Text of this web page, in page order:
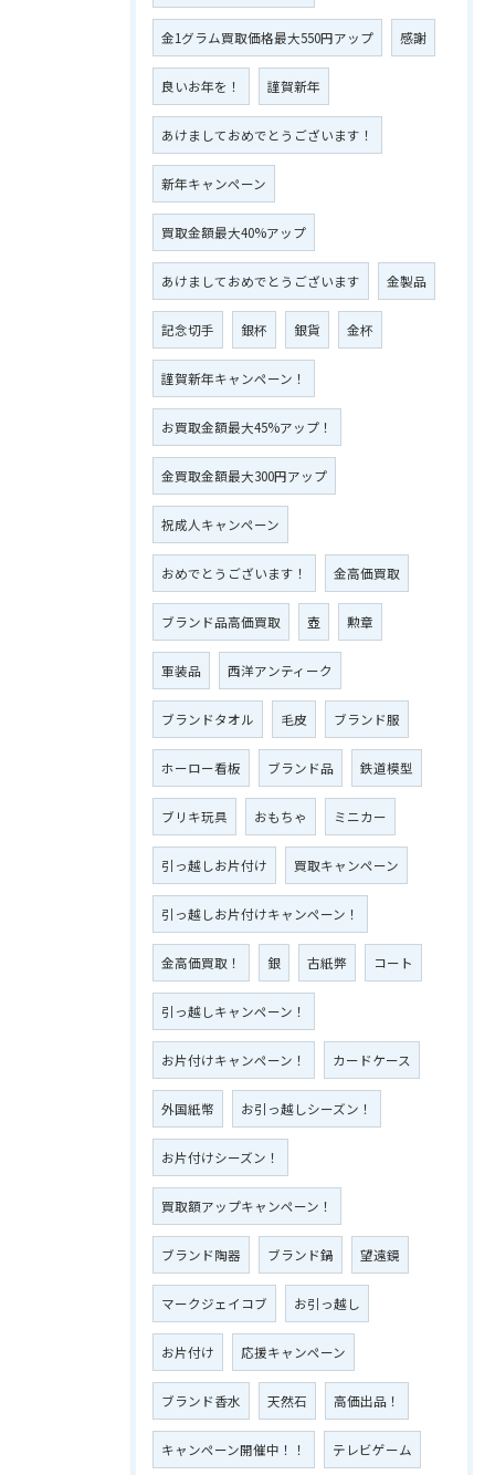
金1グラム買取価格最大550円アップ 感謝
良いお年を！ 謹賀新年
あけましておめでとうございます！
新年キャンペーン
買取金額最大40%アップ
あけましておめでとうございます 金製品
記念切手 銀杯 銀貨 金杯
謹賀新年キャンペーン！
お買取金額最大45%アップ！
金買取金額最大300円アップ
祝成人キャンペーン
おめでとうございます！ 金高価買取
ブランド品高価買取 壺 勲章
軍装品 西洋アンティーク
ブランドタオル 毛皮 ブランド服
ホーロー看板 ブランド品 鉄道模型
ブリキ玩具 おもちゃ ミニカー
引っ越しお片付け 買取キャンペーン
引っ越しお片付けキャンペーン！
金高価買取！ 銀 古紙弊 コート
引っ越しキャンペーン！
お片付けキャンペーン！ カードケース
外国紙幣 お引っ越しシーズン！
お片付けシーズン！
買取額アップキャンペーン！
ブランド陶器 ブランド鍋 望遠鏡
マークジェイコブ お引っ越し
お片付け 応援キャンペーン
ブランド香水 天然石 高価出品！
キャンペーン開催中！！ テレビゲーム